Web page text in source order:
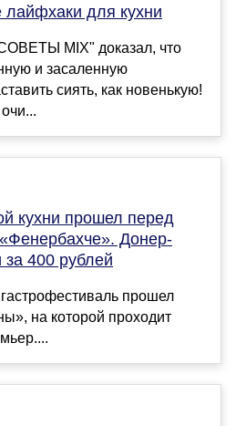
лайфхаки для кухни
MIX" доказал, что
и засаленную
сиять, как новенькую!
кухни прошел перед
Донер-
400 рублей
прошел
на которой проходит